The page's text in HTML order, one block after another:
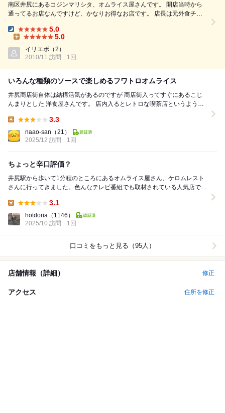
南区井尻にあるコジンマリシタ、オムライス屋さんです。 開店当時から
通ってるお店なんですけど、かなりお得なお店です。 店長は元外食チェ
方なので 間違いはタブンありませんｗ この味をこの料金とサービスで提
供できるのは神業といっていいくらいです。 福岡市１位（福岡県４位）
を取ったデミチーズオムライスもランキング中最安値の４９...
Dinner:
5.0
5.0
イリエボ （2）
2010/11 訪問
1回
いろんな種類のソースで楽しめるフワトロオムライス
井尻商店街自体は結構活気があるのですが 商店街入ってすぐにあるこじ
んまりとした 洋食屋さんです。 店内入るとレトロな喫茶店というような
3.3
naao-san （21）
2025/12 訪問
1回
ちょっと辛口評価？
井尻駅から歩いて1分程のところにあるオムライス屋さん、ケロムレスト
さんに行ってきました。色んなテレビ番組でも取材されている人気店で、
3.1
hotdoria （1146）
2025/10 訪問
1回
口コミをもっと見る（95人）
店舗情報（詳細） 修正
アクセス 住所を修正